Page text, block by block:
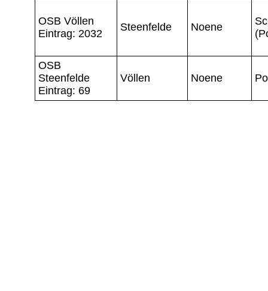
OSB Völlen
Eintrag: 2032
Steenfelde Noene
OSB
Steenfelde
Eintrag: 69
Völlen Noene